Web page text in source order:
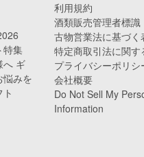
特集
へ ギ
悩みを
利用規約
酒類販売管理者標識
古物営業法に基づく
特定商取引法に関す
プライバシーポリシ
会社概要
Do Not Sell My
Information